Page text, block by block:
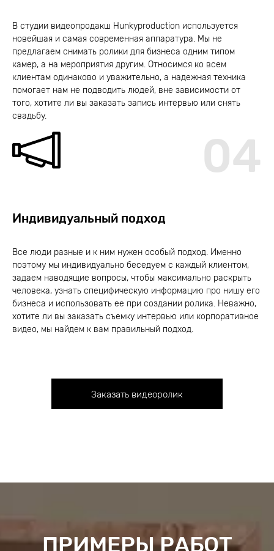
В студии видеопродакш Hunkyproduction используется
новейшая и самая современная аппаратура. Мы не
предлагаем снимать ролики для бизнеса одним типом
камер, а на мероприятия другим. Относимся ко всем
клиентам одинаково и уважительно, а надежная техника
помогает нам не подводить людей, вне зависимости от
того, хотите ли вы заказать запись интервью или снять
свадьбу.
04
Индивидуальный подход
Все люди разные и к ним нужен особый подход. Именно
поэтому мы индивидуально беседуем с каждый клиентом,
задаем наводящие вопросы, чтобы максимально раскрыть
человека, узнать специфическую информацию про нишу его
бизнеса и использовать ее при создании ролика. Неважно,
хотите ли вы заказать съемку интервью или корпоративное
видео, мы найдем к вам правильный подход.
Заказать видеоролик
ПРИМЕРЫ РАБОТ